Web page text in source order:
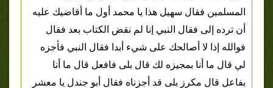
المسلمين فقال سهيل هذا يا محمد أول ما أقاضيك عليه
أن ترده إلى فقال النبي إنا لم نقض الكتاب بعد فقال
فوالله إذا لا أصالحك على شيء أبدا فقال النبي فأجزه
لي قال ما أنا بمجيزه لك قال بلى فافعل قال ما أنا
بفاعل قال مكرز بلى قد أجزناه فقال أبو جندل يا معشر